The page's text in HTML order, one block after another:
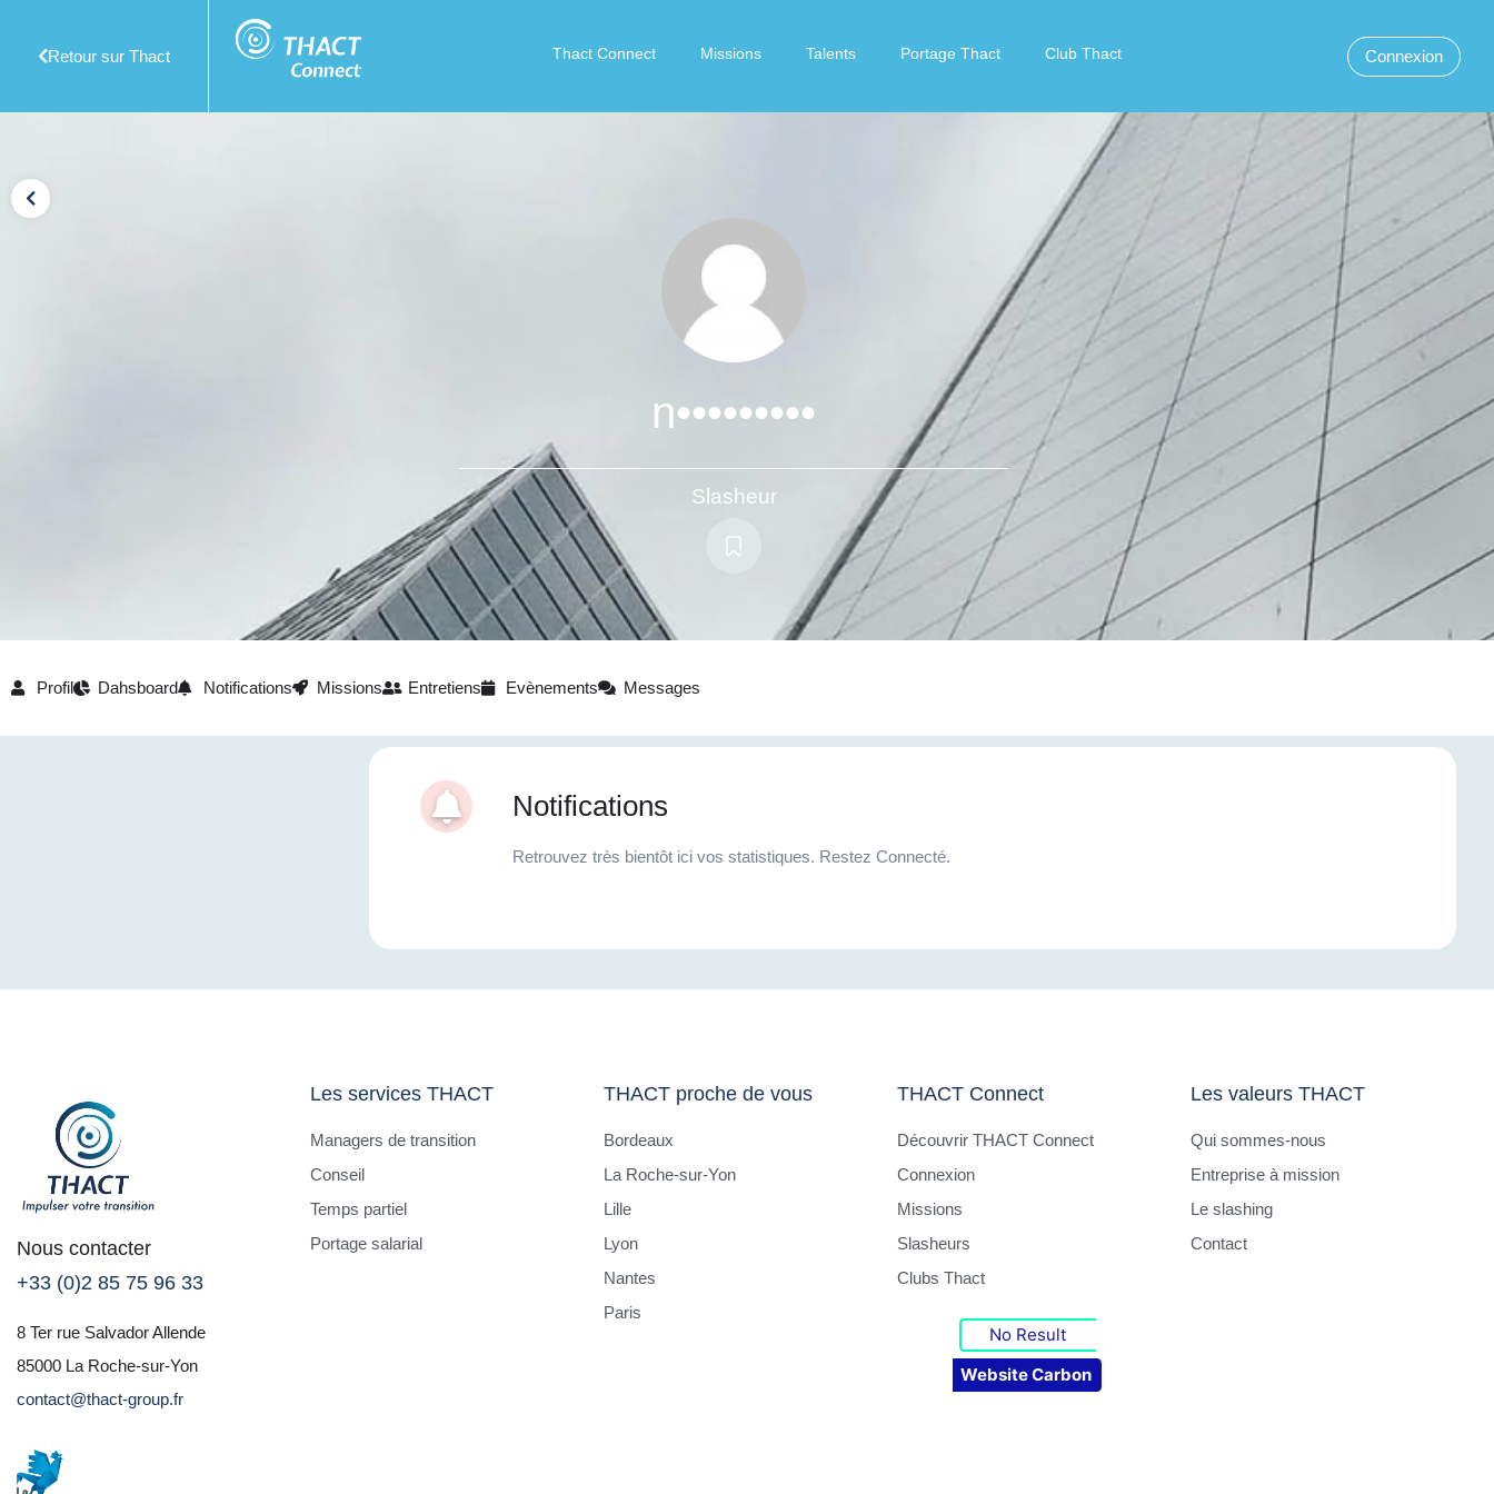
Retour sur Thact Thact Connect Missions Talents Portage Thact Club Thact Connexion
n•••••••••
Slasheur
Profil Dahsboard Notifications Missions Entretiens Evènements Messages
Notifications
Retrouvez très bientôt ici vos statistiques. Restez Connecté.
Nous contacter
+33 (0)2 85 75 96 33
8 Ter rue Salvador Allende
85000 La Roche-sur-Yon
contact@thact-group.fr
Les services THACT
Managers de transition
Conseil
Temps partiel
Portage salarial
THACT proche de vous
Bordeaux
La Roche-sur-Yon
Lille
Lyon
Nantes
Paris
THACT Connect
Découvrir THACT Connect
Connexion
Missions
Slasheurs
Clubs Thact
No Result
Website Carbon
Les valeurs THACT
Qui sommes-nous
Entreprise à mission
Le slashing
Contact